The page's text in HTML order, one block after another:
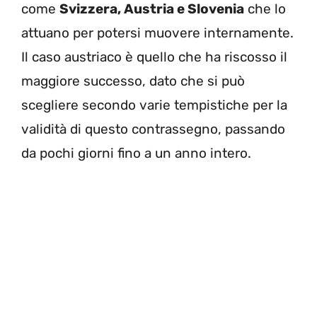
come Svizzera, Austria e Slovenia che lo
attuano per potersi muovere internamente.
Il caso austriaco è quello che ha riscosso il
maggiore successo, dato che si può
scegliere secondo varie tempistiche per la
validità di questo contrassegno, passando
da pochi giorni fino a un anno intero.